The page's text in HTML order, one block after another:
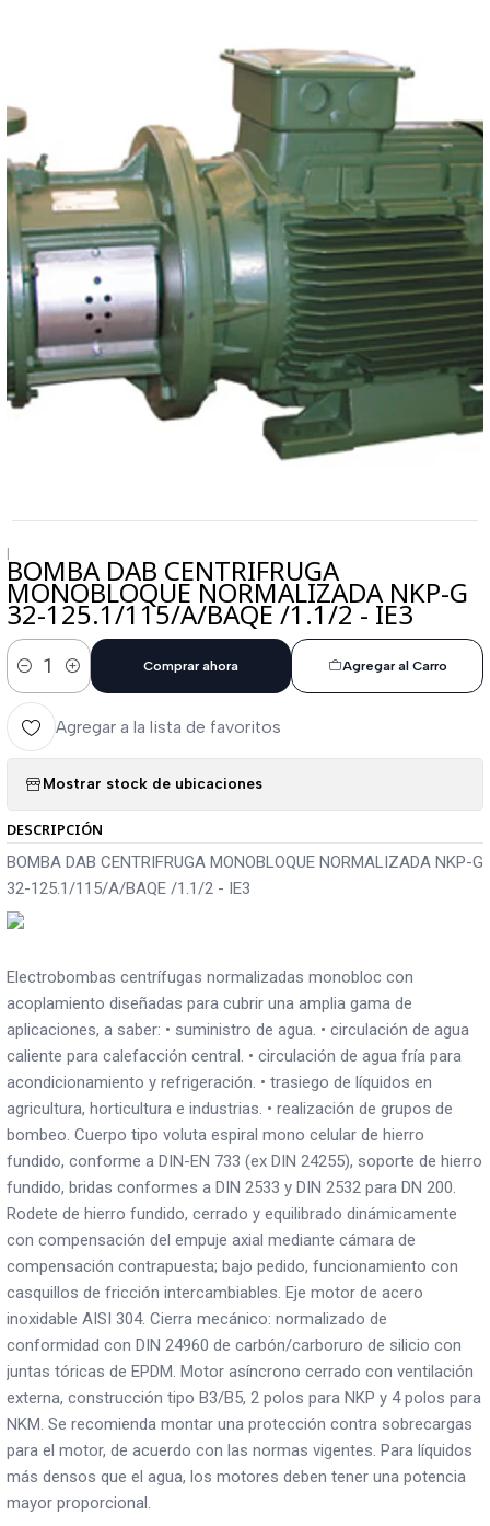
|BOMBA DAB CENTRIFRUGA
MONOBLOQUE NORMALIZADA NKP-G
32-125.1/115/A/BAQE /1.1/2 - IE3
Cantidad
Agregar al Carro
Comprar ahora
Agregar a la lista de favoritos
Mostrar stock de ubicaciones
DESCRIPCIÓN
BOMBA DAB CENTRIFRUGA MONOBLOQUE NORMALIZADA NKP-G
32-125.1/115/A/BAQE /1.1/2 - IE3
Electrobombas centrífugas normalizadas monobloc con
acoplamiento diseñadas para cubrir una amplia gama de
aplicaciones, a saber: • suministro de agua. • circulación de agua
caliente para calefacción central. • circulación de agua fría para
acondicionamiento y refrigeración. • trasiego de líquidos en
agricultura, horticultura e industrias. • realización de grupos de
bombeo. Cuerpo tipo voluta espiral mono celular de hierro
fundido, conforme a DIN-EN 733 (ex DIN 24255), soporte de hierro
fundido, bridas conformes a DIN 2533 y DIN 2532 para DN 200.
Rodete de hierro fundido, cerrado y equilibrado dinámicamente
con compensación del empuje axial mediante cámara de
compensación contrapuesta; bajo pedido, funcionamiento con
casquillos de fricción intercambiables. Eje motor de acero
inoxidable AISI 304. Cierra mecánico: normalizado de
conformidad con DIN 24960 de carbón/carboruro de silicio con
juntas tóricas de EPDM. Motor asíncrono cerrado con ventilación
externa, construcción tipo B3/B5, 2 polos para NKP y 4 polos para
NKM. Se recomienda montar una protección contra sobrecargas
para el motor, de acuerdo con las normas vigentes. Para líquidos
más densos que el agua, los motores deben tener una potencia
mayor proporcional.